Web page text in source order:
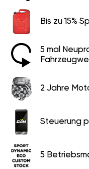
Bis zu 15%
5 mal
2 Jahre
Steuerung
5